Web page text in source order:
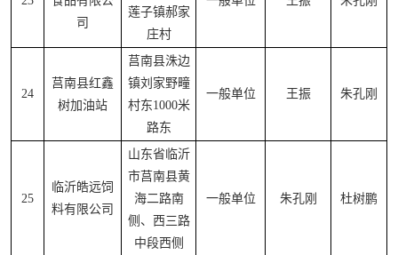
司
莲子镇郝家
庄村
24
莒南县红鑫
树加油站
莒南县洙边
镇刘家野疃
村东1000米
路东
一般单位 王振 朱孔刚
25
临沂皓远饲
料有限公司
山东省临沂
市莒南县黄
海二路南
侧、西三路
中段西侧
一般单位 朱孔刚 杜树鹏